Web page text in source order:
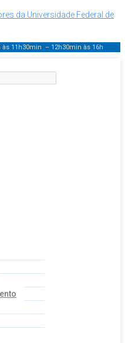
da Universidade Federal de
às 11h30min – 12h30min às 16h